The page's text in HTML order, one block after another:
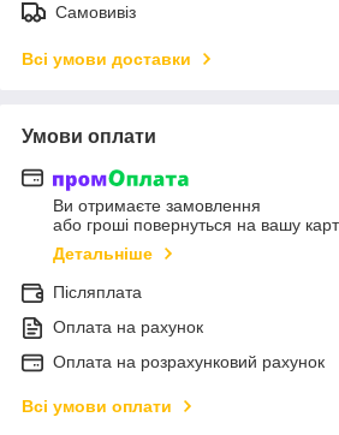
Самовивіз
Всі умови доставки
Умови оплати
Ви отримаєте замовлення
або гроші повернуться на вашу
Детальніше
Післяплата
Оплата на рахунок
Оплата на розрахунковий рахунок
Всі умови оплати